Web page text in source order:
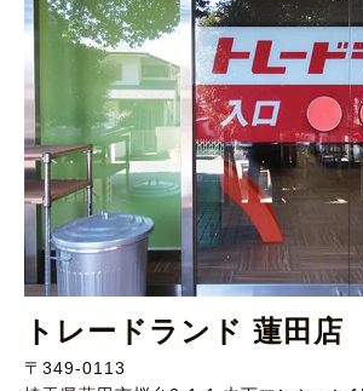
トレードランド 蓮田店
〒349-0113